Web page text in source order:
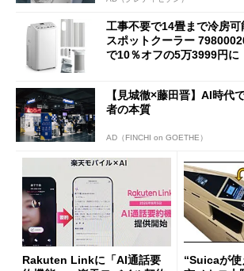
工事不要で14畳まで冷房
スポットクーラー
で10％オフの5万3999円に
【見城徹×藤田晋】AI時代
者の本質
AD（FINCHI on GOETHE）
Rakuten Linkに「AI通話要
“Suicaが使